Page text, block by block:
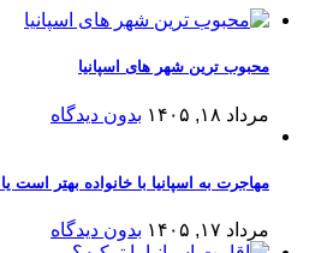
محبوب ترین شهر های اسپانیا
مرداد ۱۸, ۱۴۰۵ بدون دیدگاه
مهاجرت به اسپانیا با خانواده بهتر است
مرداد ۱۷, ۱۴۰۵ بدون دیدگاه